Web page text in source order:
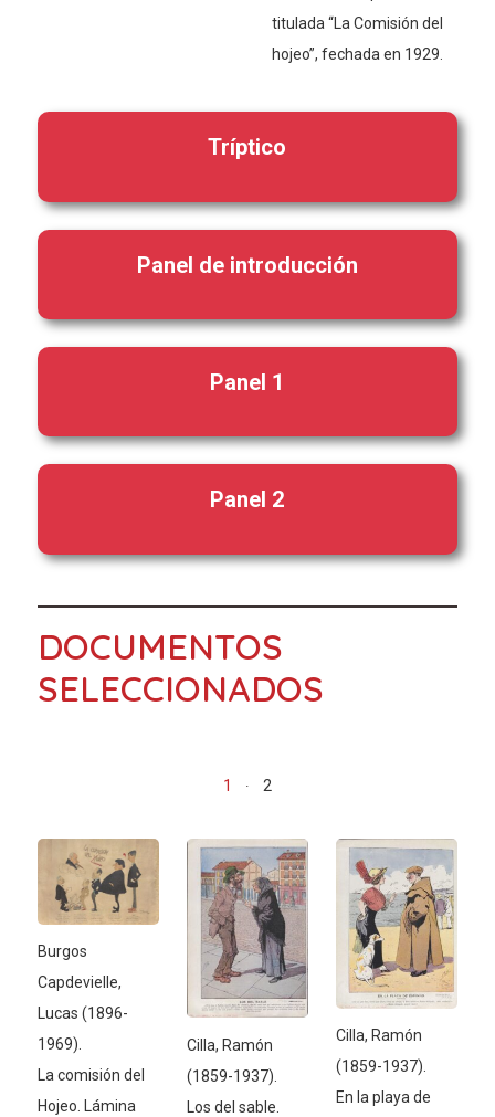
titulada “La Comisión del
hojeo”, fechada en 1929.
Tríptico
Panel de introducción
Panel 1
Panel 2
DOCUMENTOS
SELECCIONADOS
1 2
Burgos
Capdevielle,
Lucas (1896-
1969).
La comisión del
Hojeo. Lámina
Cilla, Ramón
(1859-1937).
Los del sable.
Cilla, Ramón
(1859-1937).
En la playa de